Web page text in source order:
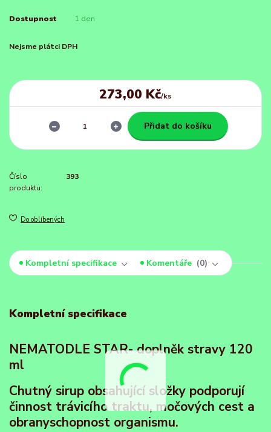
Dostupnost 1 den
Nejsme plátci DPH
273,00 Kč/ks
Přidat do košíku
Číslo
produktu:
393
Do oblíbených
Kompletní specifikace Komentáře 0
Kompletní specifikace
NEMATODLE STAR- doplněk stravy 120
ml
Chutný sirup obsahující složky podporují
činnost trávicího traktu, močových cest a
obranyschopnost organismu.